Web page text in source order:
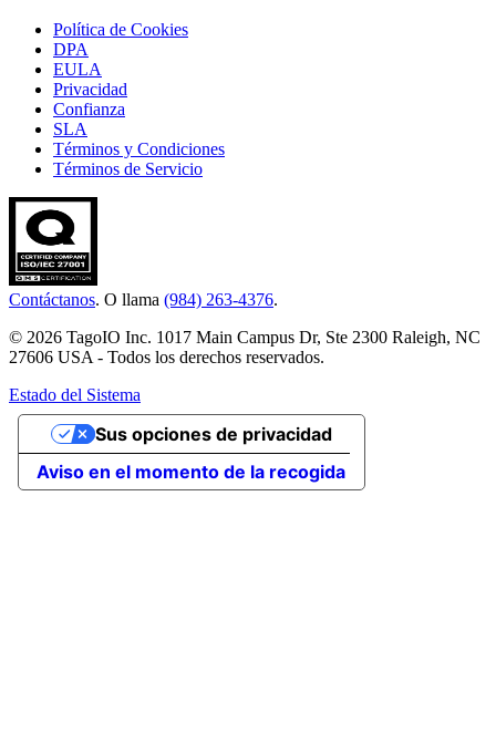
Política de Cookies
DPA
EULA
Privacidad
Confianza
SLA
Términos y Condiciones
Términos de Servicio
Contáctanos. O llama (984) 263-4376.
© 2026 TagoIO Inc. 1017 Main Campus Dr, Ste 2300 Raleigh, NC
27606 USA - Todos los derechos reservados.
Estado del Sistema
Aviso en el momento de la recogida
Sus opciones de privacidad